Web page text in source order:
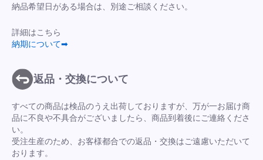
納品希望日がある場合は、別途ご相談ください。
詳細はこちら
納期について➡
返品・交換について
すべての商品は検品のうえ出荷しておりますが、万が一お届け商
品に不良や不具合がございましたら、商品到着後にご連絡くださ
い。
受注生産のため、お客様都合での返品・交換はご遠慮いただいて
おります。